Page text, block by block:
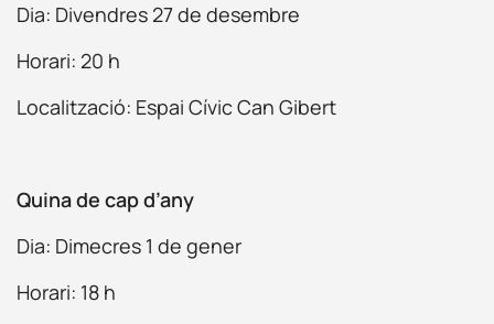
Dia: Divendres 27 de desembre
Horari: 20 h
Localització: Espai Cívic Can Gibert
Quina de cap d’any
Dia: Dimecres 1 de gener
Horari: 18 h